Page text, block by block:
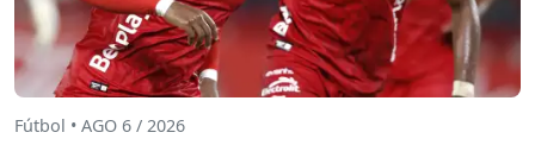
Fútbol • AGO 6 / 2026